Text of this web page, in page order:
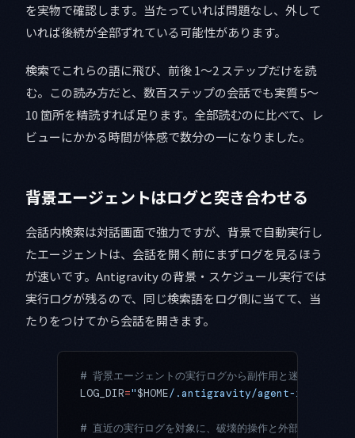
を実物で確認します。当たっていれば問題なし、外して
いれば後続が全部ずれている可能性があります。
検索でこれらの語に飛び、前後 1〜2 ステップだけを読
む。この読み方だと、数百ステップの会話でも実質 5〜
10 箇所を精読すれば足ります。全部読むのに比べて、レ
ビューにかかる時間が体感で数分の一になりました。
背景エージェントはログと突き合わせる
会話内検索は対話画面で強力ですが、背景で自動実行し
たエージェントは、会話を開く前にまずログを見るほう
が速いです。Antigravity の背景・スケジュール実行では
実行ログが残るので、同じ検索語をログ側に当てて、当
たりをつけてから会話を開きます。
# 背景エージェントの実行ログから副作用と迷いの痕跡だ
LOG_DIR="$HOME/.antigravity/agent-runs"
# 直近の実行ログを対象に、破壊的操作と外部送信を先に